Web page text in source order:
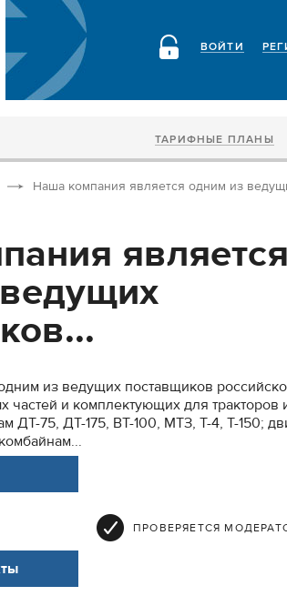
ВОЙТИ
ТАРИФНЫЕ ПЛАНЫ
Наша компания является одним из
является
из ведущих поставщиков
частей и комплектующих для тракторов
ДТ-75, ДТ-175, ВТ-100, МТЗ, Т-4, Т-150;
ПРОВЕРЯЕТСЯ